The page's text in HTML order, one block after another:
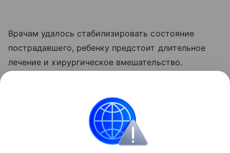
Врачам удалось стабилизировать состояние
пострадавшего, ребенку предстоит длительное
лечение и хирургическое вмешательство.
Смотрите видео о знаменитостях, которые
решили оставить своих детей без наследства: